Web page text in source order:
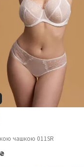
чашкою 011SR
₴